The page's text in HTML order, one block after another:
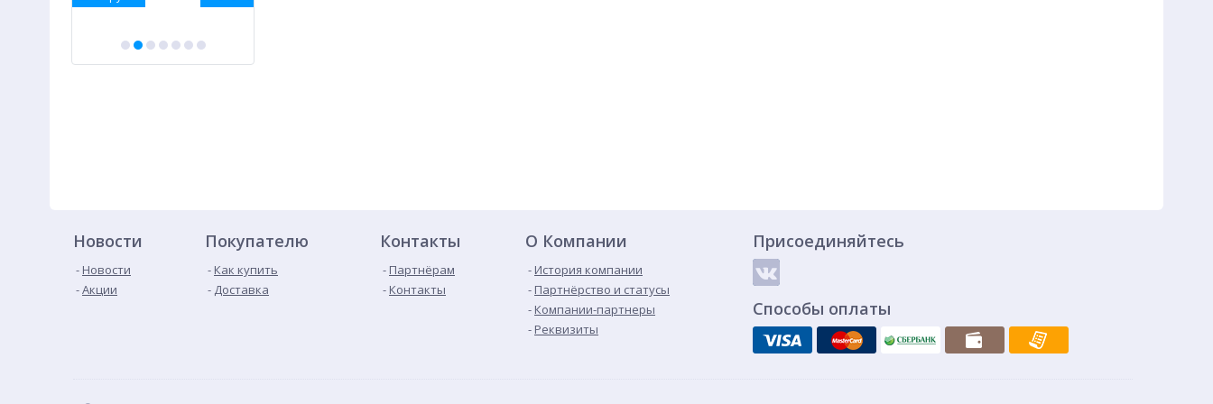
Новости
Новости
Акции
Покупателю
Как купить
Доставка
Контакты
Партнёрам
Контакты
О Компании
История компании
Партнёрство и статусы
Компании-партнеры
Реквизиты
Присоединяйтесь
Способы оплаты